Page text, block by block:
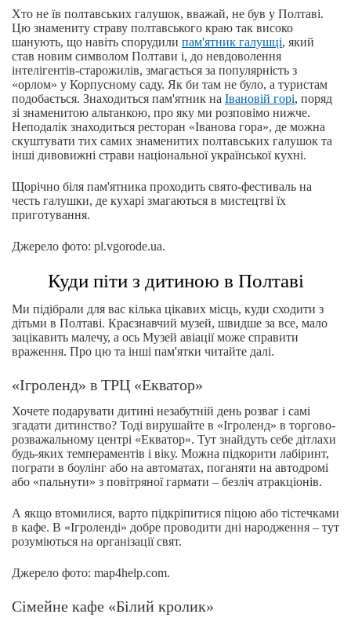
Хто не їв полтавських галушок, вважай, не був у Полтаві.
Цю знамениту страву полтавського краю так високо
шанують, що навіть спорудили пам'ятник галушці, який
став новим символом Полтави і, до невдоволення
інтелігентів-старожилів, змагається за популярність з
«орлом» у Корпусному саду. Як би там не було, а туристам
подобається. Знаходиться пам'ятник на Івановій горі, поряд
зі знаменитою альтанкою, про яку ми розповімо нижче.
Неподалік знаходиться ресторан «Іванова гора», де можна
скуштувати тих самих знаменитих полтавських галушок та
інші дивовижні страви національної української кухні.
Щорічно біля пам'ятника проходить свято-фестиваль на
честь галушки, де кухарі змагаються в мистецтві їх
приготування.
Джерело фото: pl.vgorode.ua.
Куди піти з дитиною в Полтаві
Ми підібрали для вас кілька цікавих місць, куди сходити з
дітьми в Полтаві. Краєзнавчий музей, швидше за все, мало
зацікавить малечу, а ось Музей авіації може справити
враження. Про цю та інші пам'ятки читайте далі.
«Ігроленд» в ТРЦ «Екватор»
Хочете подарувати дитині незабутній день розваг і самі
згадати дитинство? Тоді вирушайте в «Ігроленд» в торгово-
розважальному центрі «Екватор». Тут знайдуть себе дітлахи
будь-яких темпераментів і віку. Можна підкорити лабіринт,
пограти в боулінг або на автоматах, поганяти на автодромі
або «пальнути» з повітряної гармати – безліч атракціонів.
А якщо втомилися, варто підкріпитися піцою або тістечками
в кафе. В «Ігроленді» добре проводити дні народження – тут
розуміються на організації свят.
Джерело фото: map4help.com.
Сімейне кафе «Білий кролик»